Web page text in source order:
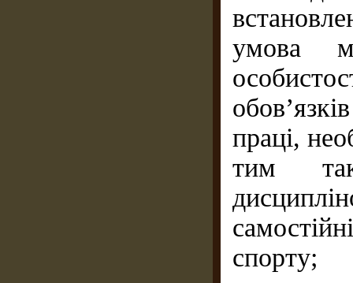
умова
праці,
тим
спорту;